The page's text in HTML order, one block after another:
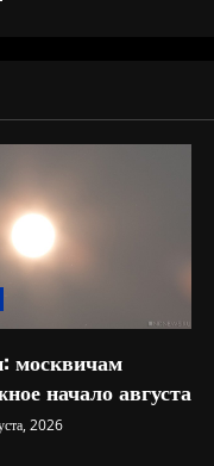
москвичам
начало августа
2026